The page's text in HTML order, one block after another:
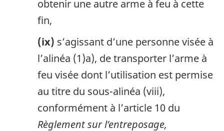
obtenir une autre arme à feu à cette
fin,
(ix) s’agissant d’une personne visée à
l’alinéa (1)a), de transporter l’arme à
feu visée dont l’utilisation est permise
au titre du sous-alinéa (viii),
conformément à l’article 10 du
Règlement sur l’entreposage,